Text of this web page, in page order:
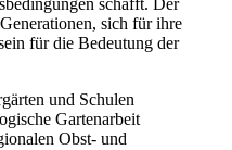
schafft. Der
sich für ihre
für die Bedeutung der
und Schulen
Gartenarbeit
Obst- und